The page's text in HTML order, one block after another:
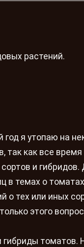
растений.
я утопаю на
так как все
и
в темах о
о тех или иных
этого
гибриды томатов.